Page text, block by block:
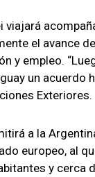
el avance
y empleo.
un acuerdo
Exteriores.
a la
europeo, al
y cerca